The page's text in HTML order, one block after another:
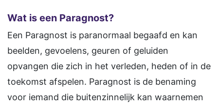
Wat is een Paragnost?
Een Paragnost is paranormaal begaafd en kan
beelden, gevoelens, geuren of geluiden
opvangen die zich in het verleden, heden of in de
toekomst afspelen. Paragnost is de benaming
voor iemand die buitenzinnelijk kan waarnemen